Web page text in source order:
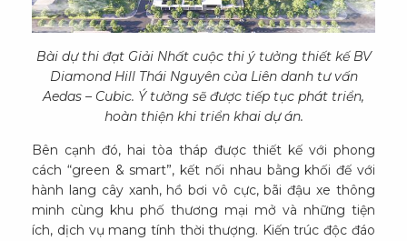
Bài dự thi đạt Giải Nhất cuộc thi ý tưởng thiết kế BV
Diamond Hill Thái Nguyên của Liên danh tư vấn
Aedas – Cubic. Ý tưởng sẽ được tiếp tục phát triển,
hoàn thiện khi triển khai dự án.
Bên cạnh đó, hai tòa tháp được thiết kế với phong
cách “green & smart”, kết nối nhau bằng khối đế với
hành lang cây xanh, hồ bơi vô cực, bãi đậu xe thông
minh cùng khu phố thương mại mở và những tiện
ích, dịch vụ mang tính thời thượng. Kiến trúc độc đáo